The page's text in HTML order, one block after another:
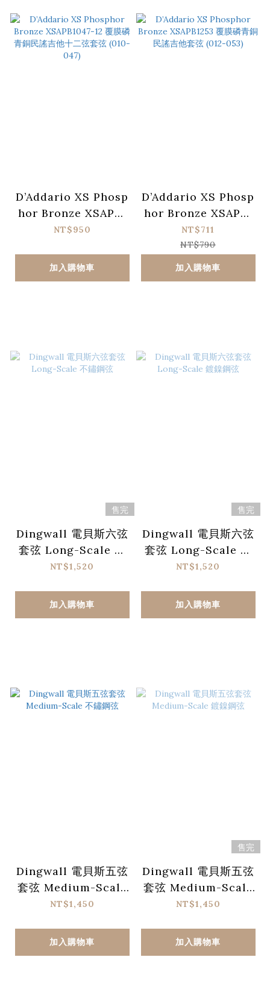
D’Addario XS Phosp
hor Bronze XSAPB1
047-12 覆膜磷青銅民
0-047)
NT$950
加入購物車
D’Addario XS Phosp
hor Bronze XSAPB1
253 覆膜磷青銅民謠
吉他套弦 (012-053)
NT$711
NT$790
加入購物車
售完
Dingwall 電貝斯六弦
套弦 Long-Scale 不
鏽鋼弦
NT$1,520
加入購物車
售完
Dingwall 電貝斯六弦
套弦 Long-Scale 鍍
鎳鋼弦
NT$1,520
加入購物車
Dingwall 電貝斯五弦
套弦 Medium-Scale
不鏽鋼弦
NT$1,450
加入購物車
售完
Dingwall 電貝斯五弦
套弦 Medium-Scale
鍍鎳鋼弦
NT$1,450
加入購物車